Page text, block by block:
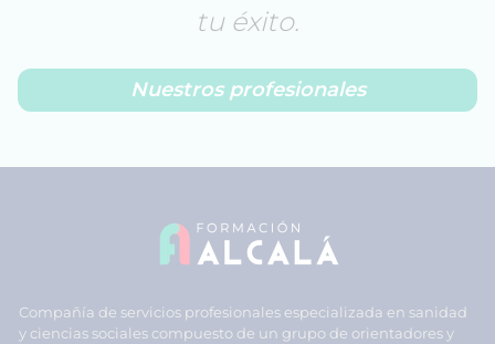
tu éxito.
Nuestros profesionales
Compañía de servicios profesionales especializada en sanidad
y ciencias sociales compuesto de un grupo de orientadores y